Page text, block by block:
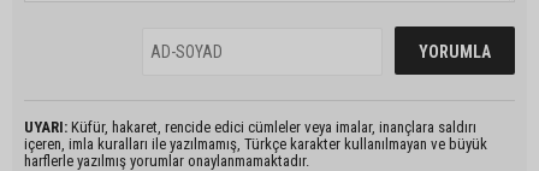
UYARI: Küfür, hakaret, rencide edici cümleler veya imalar, inançlara saldırı
içeren, imla kuralları ile yazılmamış, Türkçe karakter kullanılmayan ve büyük
harflerle yazılmış yorumlar onaylanmamaktadır.